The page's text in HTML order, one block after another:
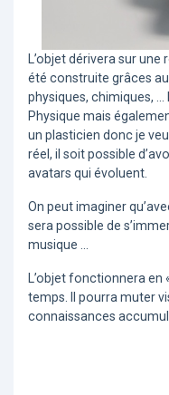
L’objet dérivera sur
été construite grâces
physiques, chimiques, …
Physique mais
un plasticien donc je
réel, il soit possible
avatars qui évoluent.
On peut imaginer
sera possible de
musique …
L’objet fonctionnera
temps. Il pourra muter
connaissances